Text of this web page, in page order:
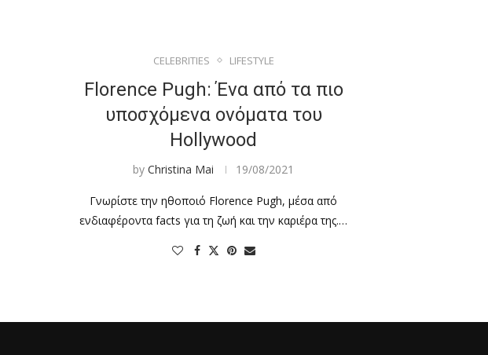
CELEBRITIES LIFESTYLE
Florence Pugh: Ένα από τα πιο
υποσχόμενα ονόματα του
Hollywood
byChristina Mai 19/08/2021
Γνωρίστε την ηθοποιό Florence Pugh, μέσα από
ενδιαφέροντα facts για τη ζωή και την καριέρα της.…